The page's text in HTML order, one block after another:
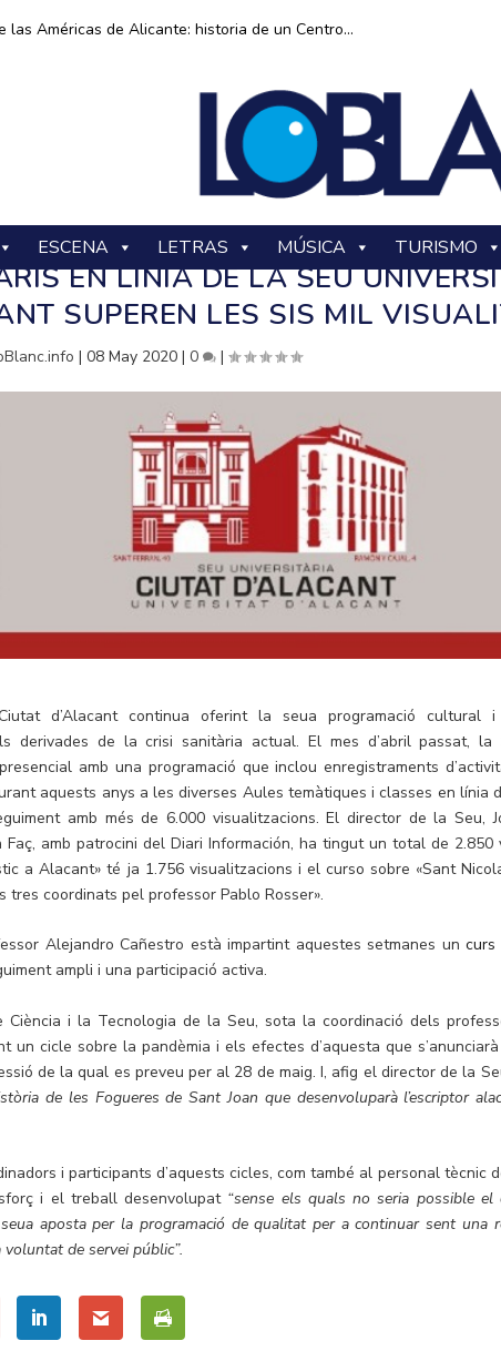
las Américas de Alicante: historia de un Centro...
ESCENA LETRAS MÚSICA TURISMO
EN LÍNIA DE LA SEU
SUPEREN LES SIS MIL
|08 May 2020 |0 |
d’Alacant continua oferint la seua programació cultural
derivades de la crisi sanitària actual. El mes d’abril passat, la
amb una programació que inclou enregistraments
aquests anys a les diverses Aules temàtiques i classes en línia
amb més de 6.000 visualitzacions. El director de la Seu,
Faç, amb patrocini del Diari Información, ha tingut un total de 2.850
a Alacant» té ja 1.756 visualitzacions i el curso sobre «Sant
tres coordinats pel professor Pablo Rosser».
Alejandro Cañestro està impartint aquestes setmanes un
ampli i una participació activa.
Ciència i la Tecnologia de la Seu, sota la coordinació dels
un cicle sobre la pandèmia i els efectes d’aquesta que
de la qual es preveu per al 28 de maig. I, afig el director de la
de les Fogueres de Sant Joan que desenvoluparà l’escriptor
i participants d’aquests cicles, com també al personal tècnic
i el treball desenvolupat “sense els quals no seria possible el
aposta per la programació de qualitat per a continuar sent una
voluntat de servei públic”.